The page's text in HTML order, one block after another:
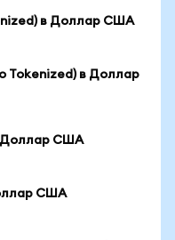
в Доллар США
Tokenized) в Доллар
Доллар США
США